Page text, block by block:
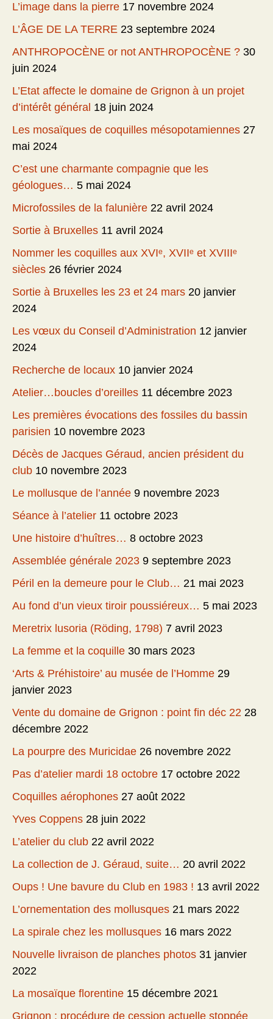
L’image dans la pierre 17 novembre 2024
L’ÂGE DE LA TERRE 23 septembre 2024
ANTHROPOCÈNE or not ANTHROPOCÈNE ? 30
juin 2024
L’Etat affecte le domaine de Grignon à un projet
d’intérêt général 18 juin 2024
Les mosaïques de coquilles mésopotamiennes 27
mai 2024
C’est une charmante compagnie que les
géologues… 5 mai 2024
Microfossiles de la falunière 22 avril 2024
Sortie à Bruxelles 11 avril 2024
Nommer les coquilles aux XVIᵉ, XVIIᵉ et XVIIIᵉ
siècles 26 février 2024
Sortie à Bruxelles les 23 et 24 mars 20 janvier
2024
Les vœux du Conseil d’Administration 12 janvier
2024
Recherche de locaux 10 janvier 2024
Atelier…boucles d’oreilles 11 décembre 2023
Les premières évocations des fossiles du bassin
parisien 10 novembre 2023
Décès de Jacques Géraud, ancien président du
club 10 novembre 2023
Le mollusque de l’année 9 novembre 2023
Séance à l’atelier 11 octobre 2023
Une histoire d’huîtres… 8 octobre 2023
Assemblée générale 2023 9 septembre 2023
Péril en la demeure pour le Club… 21 mai 2023
Au fond d’un vieux tiroir poussiéreux… 5 mai 2023
Meretrix lusoria (Röding, 1798) 7 avril 2023
La femme et la coquille 30 mars 2023
‘Arts & Préhistoire’ au musée de l’Homme 29
janvier 2023
Vente du domaine de Grignon : point fin déc 22 28
décembre 2022
La pourpre des Muricidae 26 novembre 2022
Pas d’atelier mardi 18 octobre 17 octobre 2022
Coquilles aérophones 27 août 2022
Yves Coppens 28 juin 2022
L’atelier du club 22 avril 2022
La collection de J. Géraud, suite… 20 avril 2022
Oups ! Une bavure du Club en 1983 ! 13 avril 2022
L’ornementation des mollusques 21 mars 2022
La spirale chez les mollusques 16 mars 2022
Nouvelle livraison de planches photos 31 janvier
2022
La mosaïque florentine 15 décembre 2021
Grignon : procédure de cession actuelle stoppée